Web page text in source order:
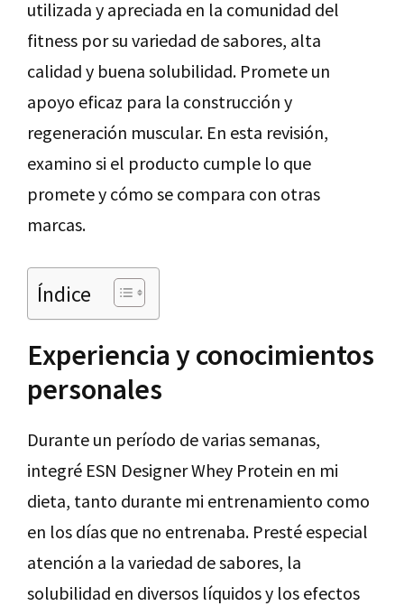
utilizada y apreciada en la comunidad del
fitness por su variedad de sabores, alta
calidad y buena solubilidad. Promete un
apoyo eficaz para la construcción y
regeneración muscular. En esta revisión,
examino si el producto cumple lo que
promete y cómo se compara con otras
marcas.
Índice
Experiencia y conocimientos
personales
Durante un período de varias semanas,
integré ESN Designer Whey Protein en mi
dieta, tanto durante mi entrenamiento como
en los días que no entrenaba. Presté especial
atención a la variedad de sabores, la
solubilidad en diversos líquidos y los efectos